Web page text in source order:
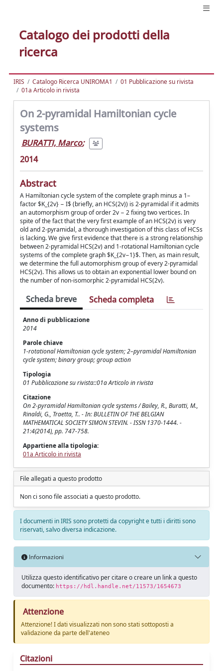
Catalogo dei prodotti della
ricerca
IRIS Catalogo Ricerca UNIROMA1
01 Pubblicazione su rivista
01a Articolo in rivista
On 2-pyramidal Hamiltonian cycle
systems
BURATTI, Marco;
2014
Abstract
A Hamiltonian cycle system of the complete graph minus a 1–
factor $K_{2v} − I$ (briefly, an HCS(2v)) is 2-pyramidal if it admits
an automorphism group of order 2v − 2 fixing two vertices. In
spite of the fact that the very first example of an HCS(2v) is very
old and 2-pyramidal, a thorough investigation of this class of HCSs
is lacking. We give first evidence that there is a strong relationship
between 2-pyramidal HCS(2v) and 1-rotational Hamiltonian cycle
systems of the complete graph $K_{2v−1}$. Then, as main result,
we determine the full automorphism group of every 2-pyramidal
HCS(2v). This allows us to obtain an exponential lower bound on
the number of non-isomorphic 2-pyramidal HCS(2v).
Scheda breve Scheda completa
Anno di pubblicazione
2014
Parole chiave
1-rotational Hamiltonian cycle system; 2–pyramidal Hamiltonian
cycle system; binary group; group action
Tipologia
01 Pubblicazione su rivista::01a Articolo in rivista
Citazione
On 2-pyramidal Hamiltonian cycle systems / Bailey, R., Buratti, M.,
Rinaldi, G., Traetta, T.. - In: BULLETIN OF THE BELGIAN
MATHEMATICAL SOCIETY SIMON STEVIN. - ISSN 1370-1444. -
21:4(2014), pp. 747-758.
Appartiene alla tipologia:
01a Articolo in rivista
File allegati a questo prodotto
Non ci sono file associati a questo prodotto.
I documenti in IRIS sono protetti da copyright e tutti i diritti sono
riservati, salvo diversa indicazione.
Informazioni
Utilizza questo identificativo per citare o creare un link a questo
documento: https://hdl.handle.net/11573/1654673
Attenzione
Attenzione! I dati visualizzati non sono stati sottoposti a
validazione da parte dell'ateneo
Citazioni